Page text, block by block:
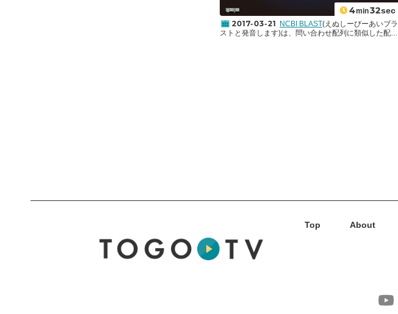
徴"を使ってBLAST検索を行うため、配列自体の類似性
が低くても、配列の特徴が類似しているアミノ酸配列
を得ることができます。このようにして得られた遠縁
のアミノ酸から有用な情報が得られることもありま
4min32sec
2017-03-21 NCBI BLAST(えぬしーびーあいブラ
ストと発音します)は、問い合わせ配列に類似した配列
Top About